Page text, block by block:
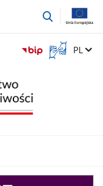
przejdź
Otwórz
okno
Zmień
PL